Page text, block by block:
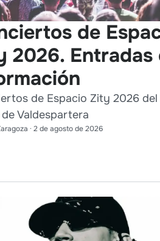
de
2026. Entradas
de Espacio Zity 2026
Valdespartera
· 2 de agosto de 2026